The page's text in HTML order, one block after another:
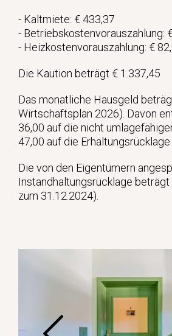
- Kaltmiete: € 433,37
- Betriebskostenvorauszahlung:
- Heizkostenvorauszahlung: €
Die Kaution beträgt € 1.337,45
Das monatliche Hausgeld
Wirtschaftsplan 2026). Davon
36,00 auf die nicht
47,00 auf die Erhaltungsrücklage.
Die von den Eigentümern
Instandhaltungsrücklage beträgt
zum 31.12.2024).